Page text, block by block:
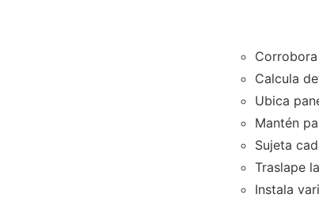
Calcula
Ubica
Mantén
Sujeta
Traslape
Instala